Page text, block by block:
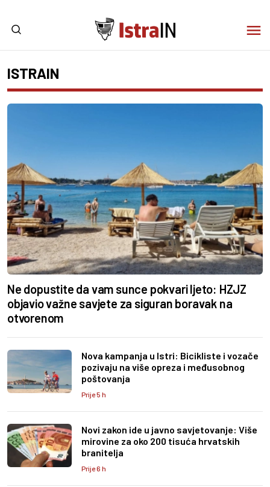
ISTRAIN
Ne dopustite da vam sunce pokvari ljeto: HZJZ
objavio važne savjete za siguran boravak na
otvorenom
Nova kampanja u Istri: Bicikliste i vozače
pozivaju na više opreza i međusobnog
poštovanja
Prije 5 h
Novi zakon ide u javno savjetovanje: Više
mirovine za oko 200 tisuća hrvatskih
branitelja
Prije 6 h